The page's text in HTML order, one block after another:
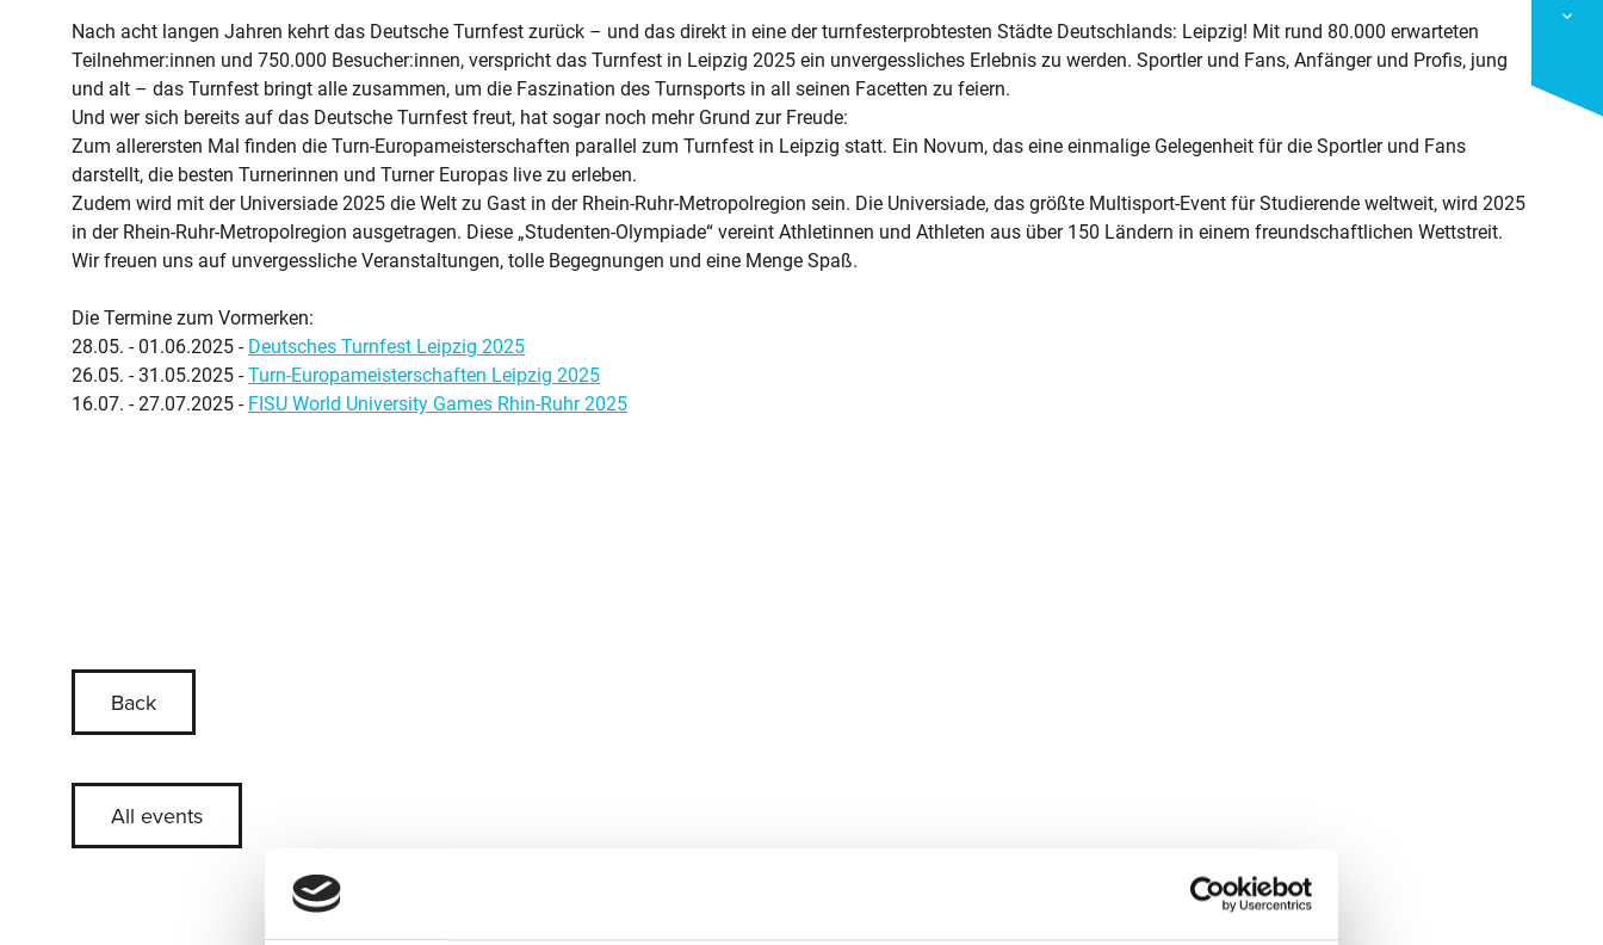
Nach acht langen Jahren kehrt das Deutsche Turnfest zurück – und das direkt in eine der turnfesterprobtesten Städte Deutschlands: Leipzig! Mit rund 80.000 erwarteten
Teilnehmer:innen und 750.000 Besucher:innen, verspricht das Turnfest in Leipzig 2025 ein unvergessliches Erlebnis zu werden. Sportler und Fans, Anfänger und Profis, jung
und alt – das Turnfest bringt alle zusammen, um die Faszination des Turnsports in all seinen Facetten zu feiern.
Und wer sich bereits auf das Deutsche Turnfest freut, hat sogar noch mehr Grund zur Freude:
Zum allerersten Mal finden die Turn-Europameisterschaften parallel zum Turnfest in Leipzig statt. Ein Novum, das eine einmalige Gelegenheit für die Sportler und Fans
darstellt, die besten Turnerinnen und Turner Europas live zu erleben.
Zudem wird mit der Universiade 2025 die Welt zu Gast in der Rhein-Ruhr-Metropolregion sein. Die Universiade, das größte Multisport-Event für Studierende weltweit, wird 2025
in der Rhein-Ruhr-Metropolregion ausgetragen. Diese „Studenten-Olympiade“ vereint Athletinnen und Athleten aus über 150 Ländern in einem freundschaftlichen Wettstreit.
Wir freuen uns auf unvergessliche Veranstaltungen, tolle Begegnungen und eine Menge Spaß.
Die Termine zum Vormerken:
28.05. - 01.06.2025 - Deutsches Turnfest Leipzig 2025
26.05. - 31.05.2025 -Turn-Europameisterschaften Leipzig 2025
16.07. - 27.07.2025 - FISU World University Games Rhin-Ruhr 2025
Back
All events